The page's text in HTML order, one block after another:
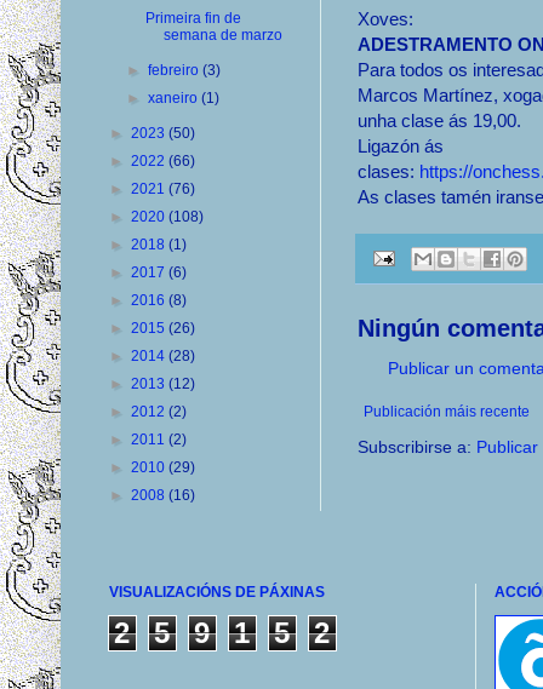
Xoves:
ADESTRAMENTO
Para todos os
Marcos Martínez,
unha clase ás 19,00.
Ligazón ás
clases: https://
As clases tamén
Ningún
Publicar un
Publicación máis recente
Subscribirse a:
Primeira fin de
semana de marzo
►febreiro(3)
►xaneiro(1)
► 2023 (50)
► 2022 (66)
► 2021 (76)
► 2020 (108)
► 2018 (1)
► 2017 (6)
► 2016 (8)
► 2015 (26)
► 2014 (28)
► 2013 (12)
► 2012 (2)
► 2011 (2)
► 2010 (29)
► 2008 (16)
VISUALIZACIÓNS DE PÁXINAS
2 5 9 1 5 2